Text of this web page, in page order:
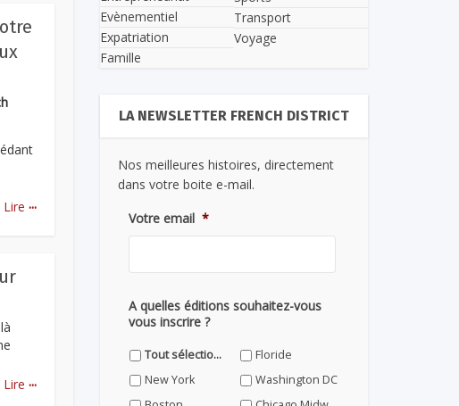
Lire ...
Lire ...
Evènementiel
Expatriation
Famille
Transport
Voyage
LA NEWSLETTER FRENCH DISTRICT
Nos meilleures histoires, directement
dans votre boite e-mail.
Votre email *
A quelles éditions souhaitez-vous
vous inscrire ?
Tout sélectionner
Floride
New York
Washington DC